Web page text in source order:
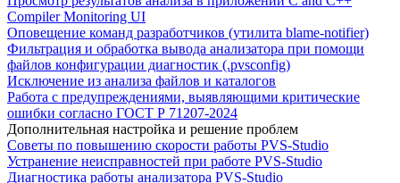
Compiler Monitoring UI
Оповещение команд разработчиков (утилита blame-notifier)
Фильтрация и обработка вывода анализатора при помощи
файлов конфигурации диагностик (.pvsconfig)
Исключение из анализа файлов и каталогов
Работа с предупреждениями, выявляющими критические
ошибки согласно ГОСТ Р 71207-2024
Дополнительная настройка и решение проблем
Советы по повышению скорости работы PVS-Studio
Устранение неисправностей при работе PVS-Studio
Диагностика работы анализатора PVS-Studio